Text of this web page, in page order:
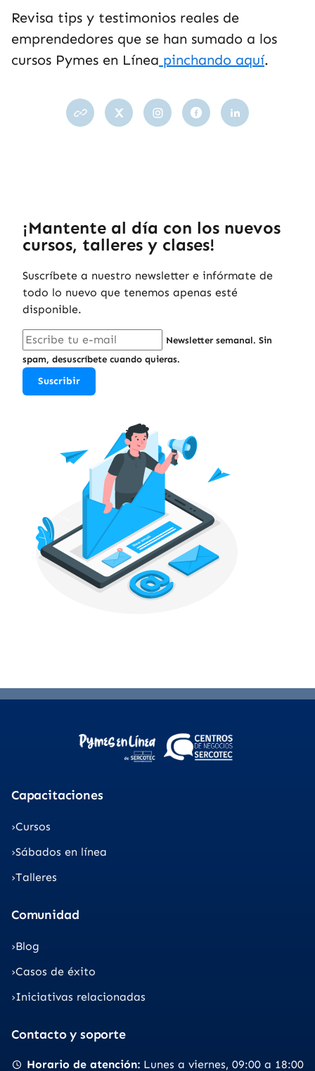
Revisa tips y testimonios reales de
emprendedores que se han sumado a los
cursos Pymes en Línea pinchando aquí.
¡Mantente al día con los nuevos
cursos, talleres y clases!
Suscríbete a nuestro newsletter e infórmate de
todo lo nuevo que tenemos apenas esté
disponible.
Newsletter semanal. Sin
spam, desuscríbete cuando quieras.
Suscribir
Capacitaciones
Cursos
Sábados en línea
Talleres
Comunidad
Blog
Casos de éxito
Iniciativas relacionadas
Contacto y soporte
Horario de atención Lunes a viernes 09:00 a 18:00